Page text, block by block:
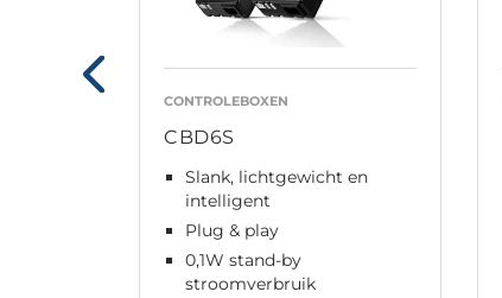
CONTROLEBOXEN
CBD6S
Slank, lichtgewicht en
intelligent
Plug & play
0,1W stand-by
stroomverbruik